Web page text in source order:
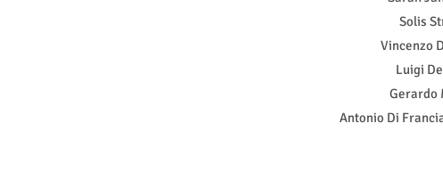
Solis
Vincenzo
Luigi
Gerardo
Antonio Di